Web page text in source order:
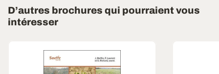
D’autres brochures qui pourraient vous
intéresser